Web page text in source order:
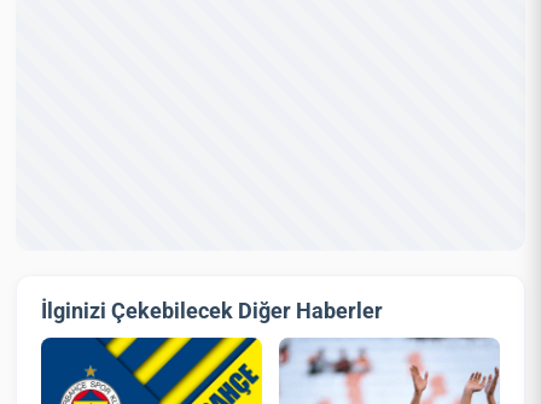
İlginizi Çekebilecek Diğer Haberler